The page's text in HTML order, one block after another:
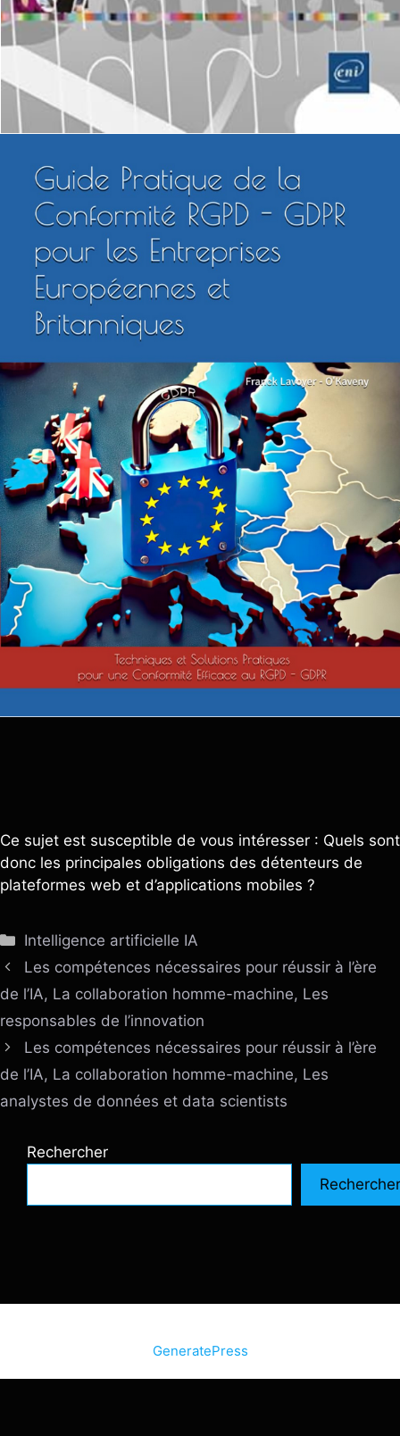
Ce sujet est susceptible de vous intéresser : Quels sont
donc les principales obligations des détenteurs de
plateformes web et d’applications mobiles ?
Catégories
Intelligence artificielle IA
Les compétences nécessaires pour réussir à l’ère
de l’IA, La collaboration homme-machine, Les
responsables de l’innovation
Les compétences nécessaires pour réussir à l’ère
de l’IA, La collaboration homme-machine, Les
analystes de données et data scientists
Rechercher
Rechercher
GeneratePress